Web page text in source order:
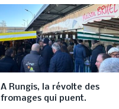
A Rungis, la révolte des
fromages qui puent.